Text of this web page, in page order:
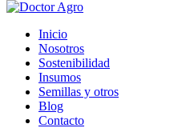
Inicio
Nosotros
Sostenibilidad
Insumos
Semillas y otros
Blog
Contacto